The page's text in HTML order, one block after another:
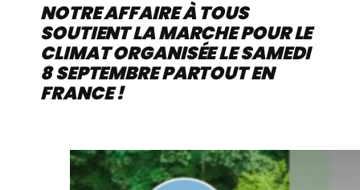
NOTRE AFFAIRE À TOUS
SOUTIENT LA MARCHE POUR LE
CLIMAT ORGANISÉE LE SAMEDI
8 SEPTEMBRE PARTOUT EN
FRANCE !